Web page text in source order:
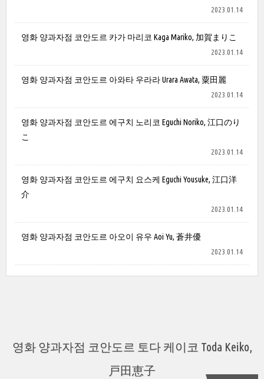
2023.01.14
영화 양과자점 코안도르 카가 마리코 Kaga Mariko, 加賀まりこ
2023.01.14
영화 양과자점 코안도르 아와타 우라라 Urara Awata, 粟田麗
2023.01.14
영화 양과자점 코안도르 에구치 노리코 Eguchi Noriko, 江口のり
こ
2023.01.14
영화 양과자점 코안도르 에구치 요스케 Eguchi Yousuke, 江口洋
介
2023.01.14
영화 양과자점 코안도르 아오이 유우 Aoi Yu, 蒼井優
2023.01.14
영화 양과자점 코안도르 토다 케이코 Toda Keiko,
戸田恵子